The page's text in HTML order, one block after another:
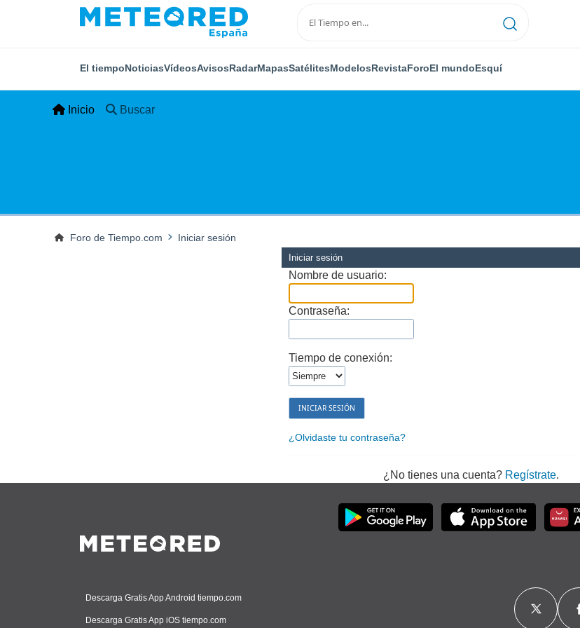
El tiempoNoticiasVídeosAvisosRadarMapasSatélitesModelosRevistaForoEl mundoEsquí
Inicio Buscar
Foro de Tiempo.com Iniciar sesión
Iniciar sesión
Nombre de usuario:
Contraseña:
Tiempo de conexión:
¿Olvidaste tu contraseña?
¿No tienes una cuenta? Regístrate.
Descarga Gratis App Android tiempo.com
Descarga Gratis App iOS tiempo.com